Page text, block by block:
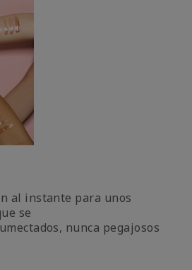
al instante para unos
se
nunca pegajosos